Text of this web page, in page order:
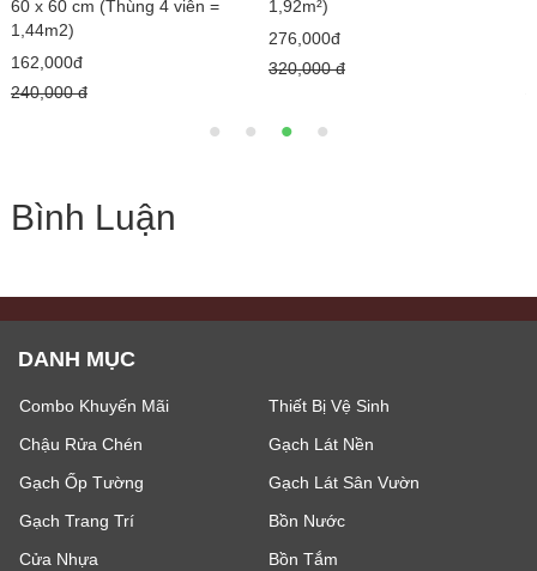
60 x 60 cm (Thùng 4 viên =
1,44m2)
162,000đ
240,000 đ
1,92m²)
276,000đ
320,000 đ
Bình Luận
DANH MỤC
Combo Khuyến Mãi
Thiết Bị Vệ Sinh
Chậu Rửa Chén
Gạch Lát Nền
Gạch Ốp Tường
Gạch Lát Sân Vườn
Gạch Trang Trí
Bồn Nước
Cửa Nhựa
Bồn Tắm